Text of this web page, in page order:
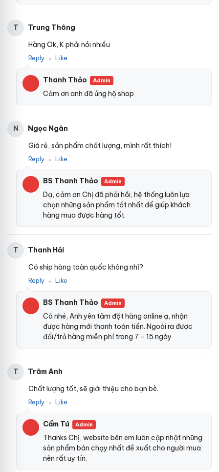
T
Trung Thông
Hàng Ok, K phải nói nhiều
Reply ● Like
Thanh Thảo Admin
Cảm ơn anh đã ủng hộ shop
N
Ngọc Ngân
Giá rẻ, sản phẩm chất lượng, mình rất thích!
Reply ● Like
BS Thanh Thảo Admin
Dạ, cảm ơn Chị đã phải hồi, hệ thống luôn lựa
chọn những sản phẩm tốt nhất để giúp khách
hàng mua được hàng tốt.
T
Thanh Hải
Có ship hàng toàn quốc không nhỉ?
Reply ● Like
BS Thanh Thảo Admin
Có nhé, Anh yên tâm đặt hàng online ạ, nhận
được hàng mới thanh toán tiền. Ngoài ra được
đổi/trả hàng miễn phí trong 7 - 15 ngày
T
Trâm Anh
Chất lượng tốt, sẽ giới thiệu cho bạn bè.
Reply ● Like
Cẩm Tú Admin
Thanks Chị, website bên em luôn cập nhật những
sản phẩm bán chạy nhất đề xuất cho người mua
nên rất uy tín.